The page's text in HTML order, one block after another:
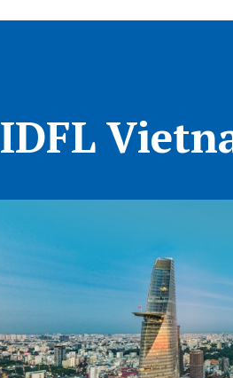
IDFL